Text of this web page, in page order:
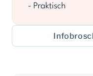
- Praktisch